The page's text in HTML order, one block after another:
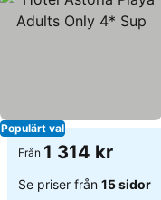
Populärt val
Från 1 314 kr
Se priser från 15 sidor